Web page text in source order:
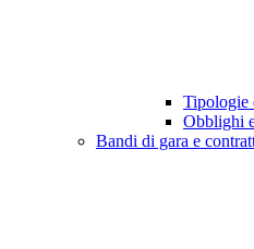
Tipologie
Obblighi
Bandi di gara e